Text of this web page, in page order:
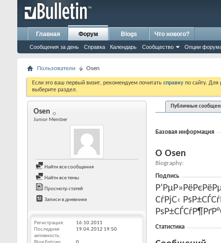
Главная Форум
Сообщения за день Справка Календарь Сообщество Опции
Blogs Что нового?
Пользователи Osen
Если это ваш первый визит, рекомендуем почитать справку по сайту.
выберите раздел.
Osen
Junior Member
Найти все сообщения
Найти все темы
Просмотр статей
Записи в дневнике
Регистрация
16.10.2011
Последняя
активность
19.04.2012 19:50
Публичные
Базовая информация
О Osen
Biography
Подпись
СѓРјС‹
Статистика